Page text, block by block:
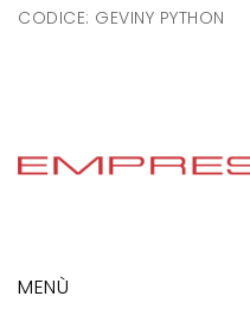
CODICE: GEVINY PYTHON
MENÙ